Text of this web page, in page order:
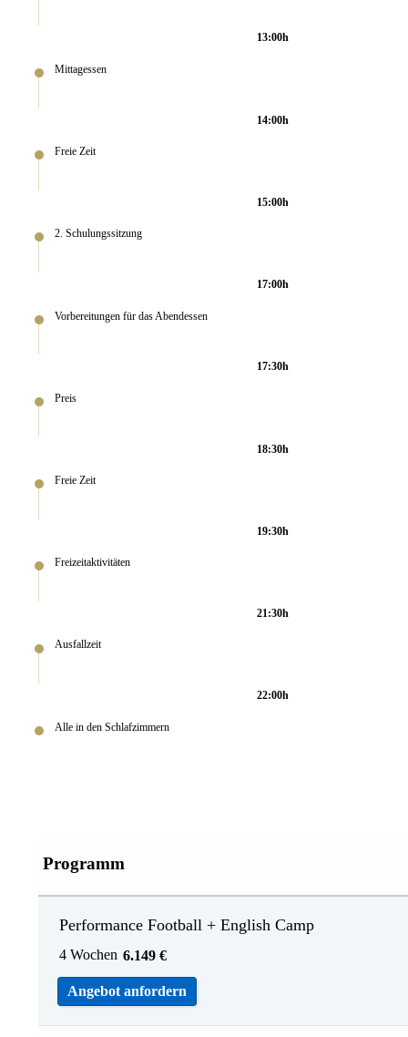
13:00h
Mittagessen
14:00h
Freie Zeit
15:00h
2. Schulungssitzung
17:00h
Vorbereitungen für das Abendessen
17:30h
Preis
18:30h
Freie Zeit
19:30h
Freizeitaktivitäten
21:30h
Ausfallzeit
22:00h
Alle in den Schlafzimmern
Programm
Performance Football + English Camp
4 Wochen 6.149 €
Angebot anfordern